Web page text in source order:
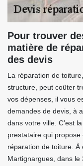
Pour trouver
matière de
des devis
La réparation de
structure, peut coûter
vos dépenses, il vous
demandes de devis, à
dans votre ville. C’est
prestataire qui
réparation de toiture. À
Martignargues, dans